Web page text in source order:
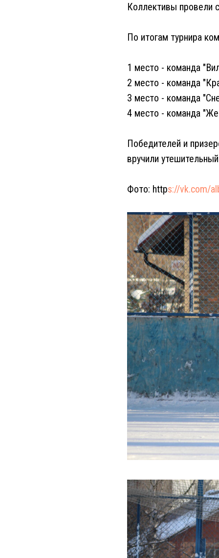
Коллективы провели
По итогам турнира
1 место - команда
2 место - команда
3 место - команда
4 место - команда
Победителей и
вручили
Фото: https://vk.com/